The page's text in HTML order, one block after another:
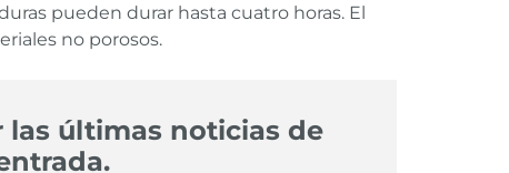
pueden durar hasta cuatro horas. El
no porosos.
las últimas noticias de